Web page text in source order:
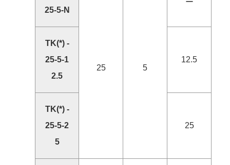
25-5-N
25 5
ー
TK(*) -
25-5-1
2.5
12.5
TK(*) -
25-5-2
5
25